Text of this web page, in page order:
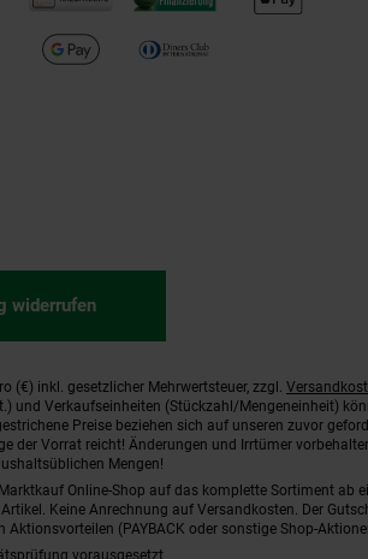
widerrufen
(€) inkl. gesetzlicher Mehrwertsteuer, zzgl.
und Verkaufseinheiten (Stückzahl/Mengeneinheit)
Preise beziehen sich auf unseren zuvor
der Vorrat reicht! Änderungen und Irrtümer
Mengen!
Online-Shop auf das komplette Sortiment ab
Keine Anrechnung auf Versandkosten. Der
Aktionsvorteilen (PAYBACK oder sonstige Shop-
vorausgesetzt